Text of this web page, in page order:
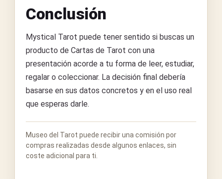
Conclusión
Mystical Tarot puede tener sentido si buscas un
producto de Cartas de Tarot con una
presentación acorde a tu forma de leer, estudiar,
regalar o coleccionar. La decisión final debería
basarse en sus datos concretos y en el uso real
que esperas darle.
Museo del Tarot puede recibir una comisión por
compras realizadas desde algunos enlaces, sin
coste adicional para ti.